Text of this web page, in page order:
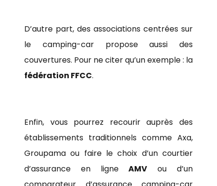
D’autre part, des associations centrées sur
le camping-car propose aussi des
couvertures. Pour ne citer qu’un exemple : la
fédération FFCC.
Enfin, vous pourrez recourir auprès des
établissements traditionnels comme Axa,
Groupama ou faire le choix d’un courtier
d’assurance en ligneAMV ou d’un